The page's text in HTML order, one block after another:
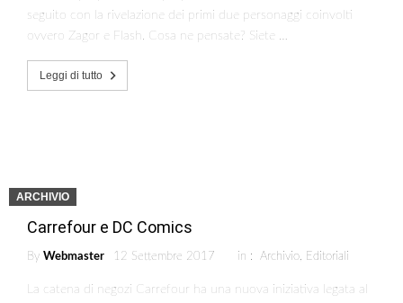
seguito con la rivelazione dei primi due personaggi coinvolti
ovvero Zagor e Flash. Cosa ne pensate? Siete …
Leggi di tutto
ARCHIVIO
Carrefour e DC Comics
By Webmaster 12 Settembre 2017 in : Archivio, Editoriali
La catena di negozi Carrefour ha una nuova iniziativa legata al